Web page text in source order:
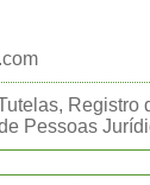
Pessoas